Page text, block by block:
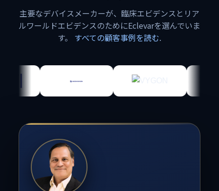
主要なデバイスメーカーが、臨床エビデンスとリア
ルワールドエビデンスのためにEclevarを選んでいま
す。 すべての顧客事例を読む.